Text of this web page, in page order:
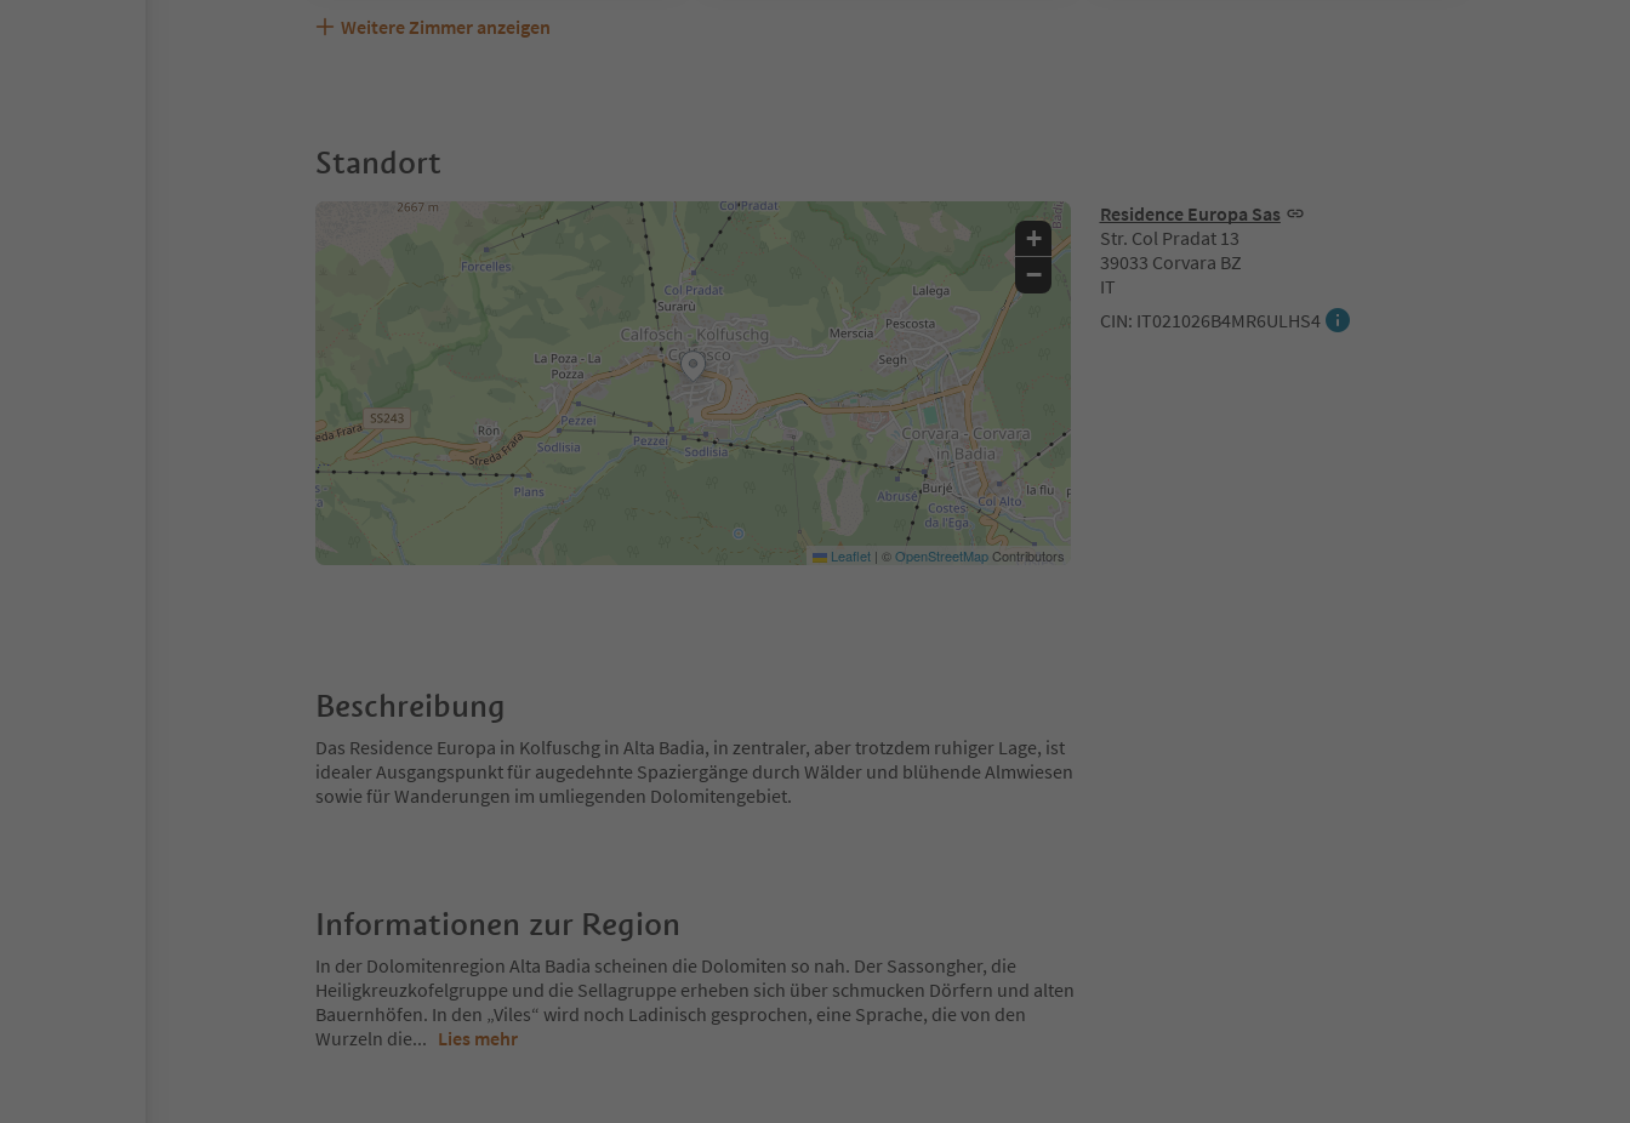
Weitere Zimmer anzeigen
Standort
Residence Europa Sas
Str. Col Pradat 13
39033 Corvara BZ
IT
CIN: IT021026B4MR6ULHS4
+
−
Leaflet | ©OpenStreetMapContributors
Beschreibung
Das Residence Europa in Kolfuschg in Alta Badia, in zentraler, aber trotzdem ruhiger Lage, ist
idealer Ausgangspunkt für augedehnte Spaziergänge durch Wälder und blühende Almwiesen
sowie für Wanderungen im umliegenden Dolomitengebiet.
Informationen zur Region
In der Dolomitenregion Alta Badia scheinen die Dolomiten so nah. Der Sassongher, die
Heiligkreuzkofelgruppe und die Sellagruppe erheben sich über schmucken Dörfern und alten
Bauernhöfen. In den „Viles“ wird noch Ladinisch gesprochen, eine Sprache, die von den
Wurzeln die... Lies mehr